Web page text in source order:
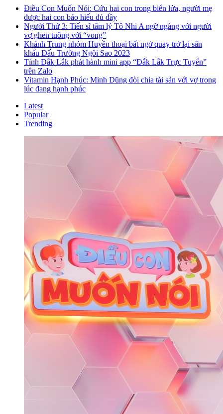
Điều Con Muốn Nói: Cứu hai con trong biển lửa, người mẹ
được hai con báo hiếu đủ đầy
Người Thứ 3: Tiến sĩ tâm lý Tô Nhi A ngỡ ngàng với người
vợ ghen tuông với “vong”
Khánh Trung nhóm Huyền thoại bất ngờ quay trở lại sân
khấu Đấu Trường Ngôi Sao 2023
Tỉnh Đắk Lắk phát hành mini app “Đắk Lắk Trực Tuyến”
trên Zalo
Vitamin Hạnh Phúc: Minh Dũng đòi chia tài sản với vợ trong
lúc đang hạnh phúc
Latest
Popular
Trending